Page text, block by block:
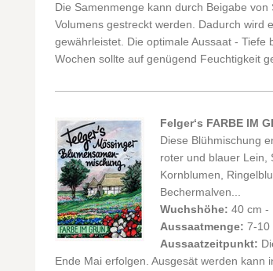
Die Samenmenge kann durch Beigabe
Volumens gestreckt werden. Dadurch wird
gewährleistet. Die optimale Aussaat -
Wochen sollte auf genügend Feuchtigkeit
Felger‘s FARBE IM
Diese Blühmischung
roter und blauer Lein,
Kornblumen,
Bechermalven...
Wuchshöhe: 40 cm -
Aussaatmenge: 7-10
Aussaatzeitpunkt:
Ende Mai erfolgen. Ausgesät werden